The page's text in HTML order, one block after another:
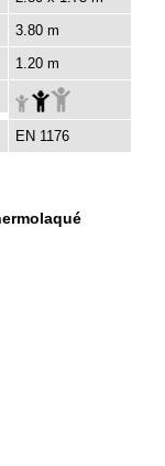
3.80 m
1.20 m
EN 1176